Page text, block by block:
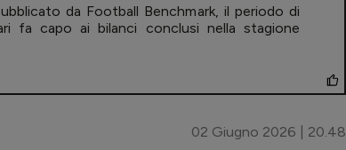
da Football Benchmark, il periodo di
fa capo ai bilanci conclusi nella stagione
02 Giugno 2026 | 20.48